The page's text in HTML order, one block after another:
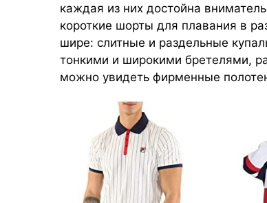
каждая из них достойна
короткие шорты для плавания в
шире: слитные и раздельные
тонкими и широкими бретелями,
можно увидеть фирменные